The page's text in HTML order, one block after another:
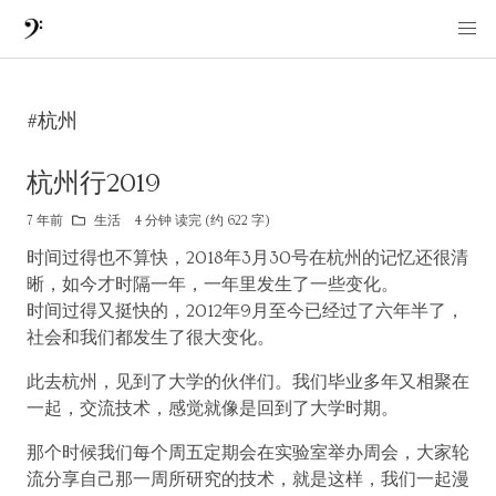
#杭州
杭州行2019
7 年前 生活 4 分钟 读完 (约 622 字)
时间过得也不算快，2018年3月30号在杭州的记忆还很清
晰，如今才时隔一年，一年里发生了一些变化。
时间过得又挺快的，2012年9月至今已经过了六年半了，
社会和我们都发生了很大变化。
此去杭州，见到了大学的伙伴们。我们毕业多年又相聚在
一起，交流技术，感觉就像是回到了大学时期。
那个时候我们每个周五定期会在实验室举办周会，大家轮
流分享自己那一周所研究的技术，就是这样，我们一起漫